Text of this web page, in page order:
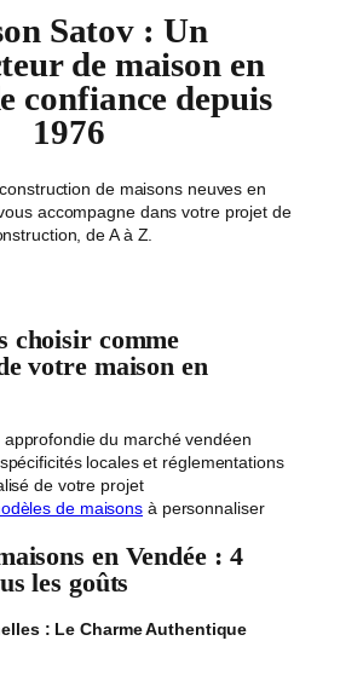
Satov : Un
de maison en
confiance depuis
1976
de maisons neuves en
accompagne dans votre projet de
de A à Z.
choisir comme
votre maison en
du marché vendéen
locales et réglementations
de votre projet
de maisons à personnaliser
en Vendée : 4
les goûts
: Le Charme Authentique